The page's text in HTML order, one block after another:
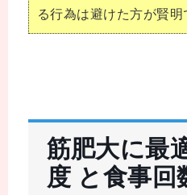
る行為は避けた方が賢明
筋肥大に最
度 と食事回